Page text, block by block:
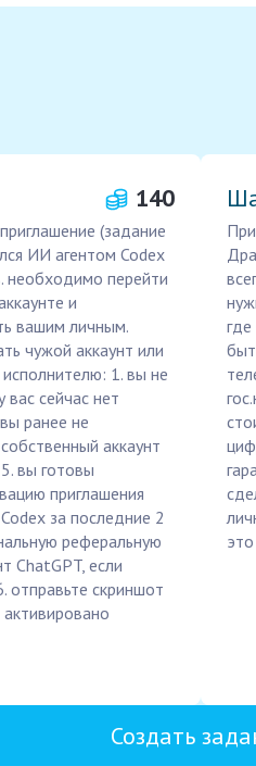
140
(задание
ИИ агентом Codex
необходимо перейти
и
вашим личным.
чужой аккаунт или
1. вы не
вас сейчас нет
ранее не
аккаунт
вы готовы
приглашения
за последние 2
реферальную
ChatGPT, если
отправьте скриншот
Создать